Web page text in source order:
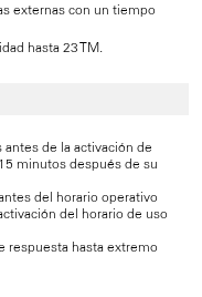
externas con un tiempo
hasta 23 TM.
de la activación de
minutos después de su
del horario operativo
del horario de uso
respuesta hasta extremo